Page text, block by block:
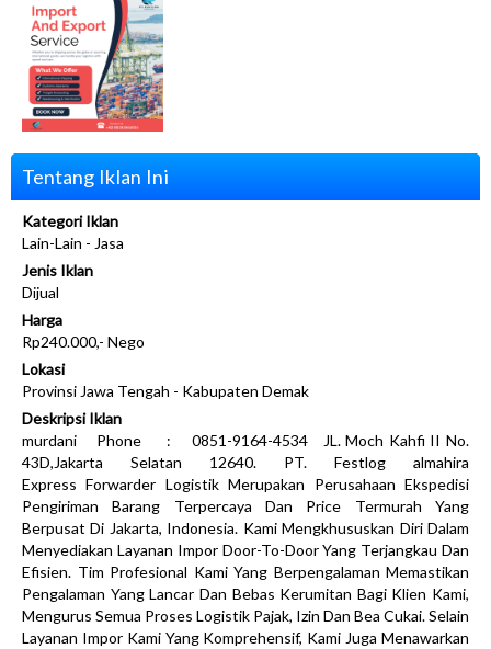
Tentang Iklan Ini
Kategori Iklan
Lain-Lain - Jasa
Jenis Iklan
Dijual
Harga
Rp240.000,- Nego
Lokasi
Provinsi Jawa Tengah - Kabupaten Demak
Deskripsi Iklan
murdani Phone : 0851-9164-4534 JL. Moch Kahfi II No.
43D,Jakarta Selatan 12640. PT. Festlog almahira
Express Forwarder Logistik Merupakan Perusahaan Ekspedisi
Pengiriman Barang Terpercaya Dan Price Termurah Yang
Berpusat Di Jakarta, Indonesia. Kami Mengkhususkan Diri Dalam
Menyediakan Layanan Impor Door-To-Door Yang Terjangkau Dan
Efisien. Tim Profesional Kami Yang Berpengalaman Memastikan
Pengalaman Yang Lancar Dan Bebas Kerumitan Bagi Klien Kami,
Mengurus Semua Proses Logistik Pajak, Izin Dan Bea Cukai. Selain
Layanan Impor Kami Yang Komprehensif, Kami Juga Menawarkan